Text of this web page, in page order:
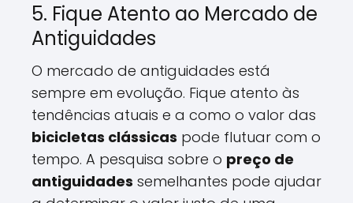
5. Fique Atento ao Mercado de
Antiguidades
O mercado de antiguidades está
sempre em evolução. Fique atento às
tendências atuais e a como o valor das
bicicletas clássicas pode flutuar com o
tempo. A pesquisa sobre o preço de
antiguidades semelhantes pode ajudar